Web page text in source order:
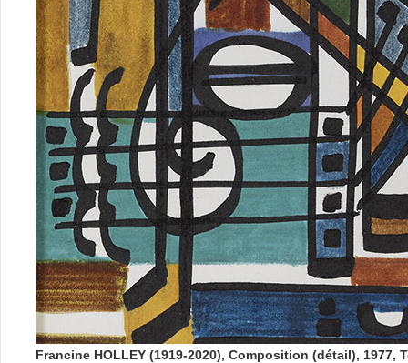
Francine HOLLEY (1919-2020), Composition (détail),